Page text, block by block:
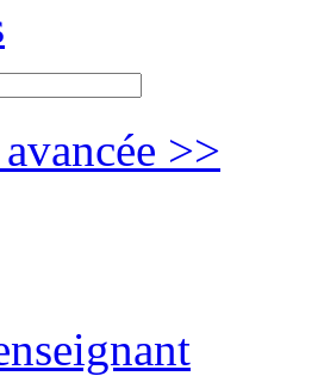
>>